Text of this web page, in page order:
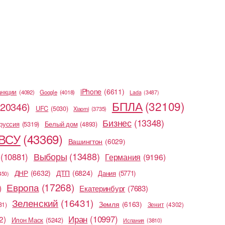
(4092) Google (4018) iPhone (6611) Lada (3487)
UFC (5030) Xiaomi (3735) БПЛА(32109)
(5319) Белый дом (4893) Бизнес (13348)
(43369) Вашингтон (6029)
(10881) Выборы (13488) Германия (9196)
ДНР (6632) ДТП (6824) Дания (5771)
Европа (17268) Екатеринбург (7683)
Зеленский (16431) Земля (6163) Зенит (4302)
Илон Маск (5242) Иран (10997) Испания (3810)